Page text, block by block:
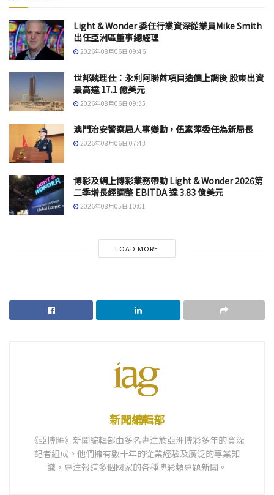
Light & Wonder 委任行業資深從業員Mike Smith
出任亞洲區董事總經理
2026年08月06日 09:46
世邦魏理仕：永利阿聯酋項目造價上調後 股東出資
最高達 17.1 億美元
2026年08月06日 09:35
澳門治安警察局人事變動，伍素萍委任為新局長
2026年08月06日 07:43
博彩及網上博彩業務帶動 Light & Wonder 2026第
二季增長經調整 EBITDA 達 3.83 億美元
2026年08月05日 10:01
LOAD MORE
新聞編輯部
《亞博匯》新聞編輯部由多名專注於亞洲博彩多年的資深
記者組成。他們擁有數十年的從業經驗及廣泛的專業知
識，專注報道多個國家的各種博彩類專題新聞。